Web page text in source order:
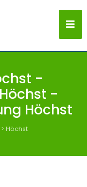
-
-
Höchst
> Höchst